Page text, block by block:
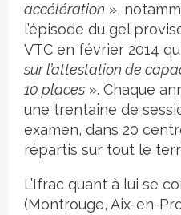
accélération »,
l’épisode du gel
VTC en février 2014
sur l’attestation de
10 places ». Chaque
une trentaine de
examen, dans 20
répartis sur tout le
L’Ifrac quant à lui se
(Montrouge, Aix-en-